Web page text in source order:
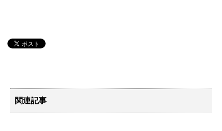
関連記事